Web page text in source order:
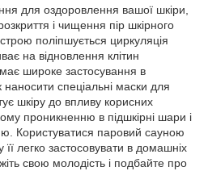
для оздоровлення вашої шкіри,
і чищення пір шкірного
поліпшується циркуляція
на відновлення клітин
широке застосування в
наносити спеціальні маски для
шкіру до впливу корисних
проникненню в підшкірні шари і
Користуватися паровий сауною
легко застосовувати в домашніх
свою молодість і подбайте про